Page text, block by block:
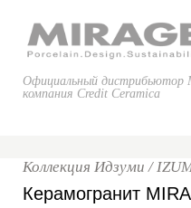
Официальный дистрибьютор
компания Credit Ceramica
Коллекция Идзуми /
Керамогранит